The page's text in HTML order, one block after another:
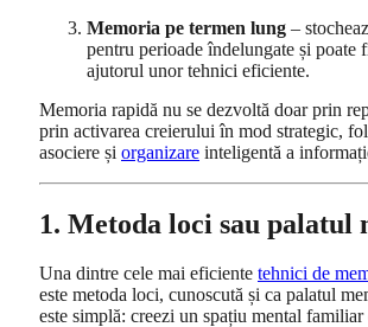
Memoria pe termen lung –
pentru perioade îndelungate și poate
ajutorul unor tehnici eficiente.
Memoria rapidă nu se dezvoltă doar prin
prin activarea creierului în mod strategic,
asociere și organizare inteligentă a
1. Metoda loci sau palatul
Una dintre cele mai eficiente tehnici de
este metoda loci, cunoscută și ca palatul
este simplă: creezi un spațiu mental familiar